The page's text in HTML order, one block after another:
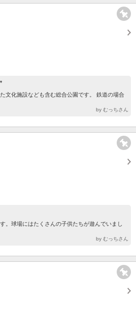
文化施設なども含む総合公園です。 鉄道の場合
by むっちさん
。球場にはたくさんの子供たちが遊んでいまし
by むっちさん